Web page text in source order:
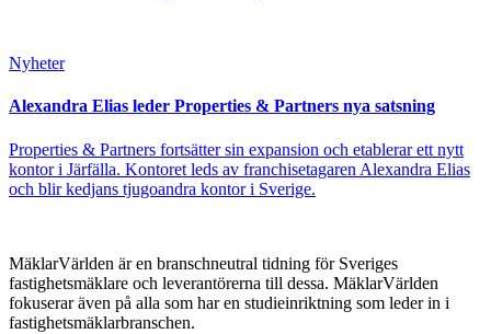
Nyheter
Alexandra Elias leder Properties & Partners nya satsning
Properties & Partners fortsätter sin expansion och etablerar ett nytt
kontor i Järfälla. Kontoret leds av franchisetagaren Alexandra Elias
och blir kedjans tjugoandra kontor i Sverige.
MäklarVärlden är en branschneutral tidning för Sveriges
fastighetsmäklare och leverantörerna till dessa. MäklarVärlden
fokuserar även på alla som har en studieinriktning som leder in i
fastighetsmäklarbranschen.